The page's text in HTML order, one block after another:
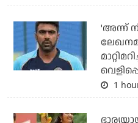
'അന്ന്
1